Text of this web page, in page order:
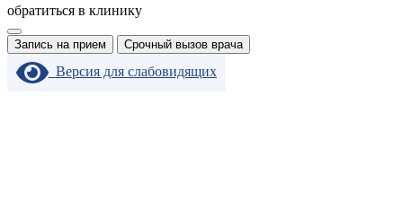
обратиться в клинику
Запись на прием Срочный вызов врача
Версия для слабовидящих